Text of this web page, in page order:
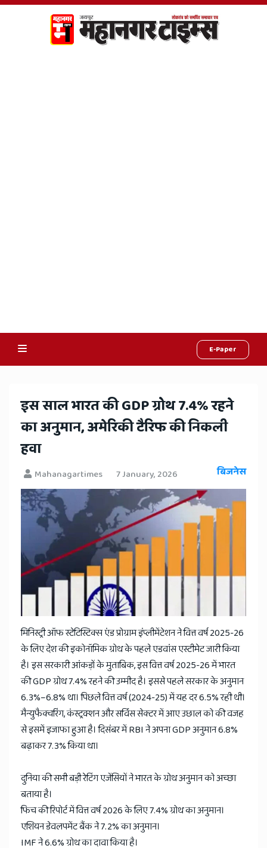
E-Paper
Hindi
News,
Hindi
Samachar,
Jaipur
Rajasthan
News
​इस साल भारत की GDP ग्रोथ 7.4% रहने
का अनुमान, अमेरिकी टैरिफ की निकली
हवा
Mahanagartimes 7 January, 2026 बिजनेस
मिनिस्ट्री ऑफ स्टेटिस्टिक्स एंड प्रोग्राम इंप्लीमेंटेशन ने वित्त वर्ष 2025-26
के लिए देश की इकोनॉमिक ग्रोथ के पहले एडवांस एस्टीमेट जारी किया
है। इस सरकारी आंकड़ों के मुताबिक, इस वित्त वर्ष 2025-26 में भारत
की GDP ग्रोथ 7.4% रहने की उम्मीद है। इससे पहले सरकार के अनुमान
6.3%–6.8% था। पिछले वित्त वर्ष (2024-25) में यह दर 6.5% रही थी।
मैन्युफैक्चरिंग, कंस्ट्रक्शन और सर्विस सेक्टर में आए उछाल को की वजह
से इसमें इजाफा हुआ है। दिसंबर में RBI ने अपना GDP अनुमान 6.8%
बढ़ाकर 7.3% किया था।
दुनिया की सभी बड़ी रेटिंग एजेंसियों ने भारत के ग्रोथ अनुमान को अच्छा
बताया है।
फिच की रिपोर्ट में वित्त वर्ष 2026 के लिए 7.4% ग्रोथ का अनुमान।
एशियन डेवलपमेंट बैंक ने 7.2% का अनुमान।
IMF ने 6.6% ग्रोथ का दावा किया है।